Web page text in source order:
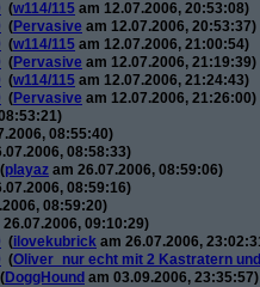
(w114/115 am 12.07.2006, 20:53:08)
(Pervasive am 12.07.2006, 20:53:37)
(w114/115 am 12.07.2006, 21:00:54)
(Pervasive am 12.07.2006, 21:19:39)
(w114/115 am 12.07.2006, 21:24:43)
(Pervasive am 12.07.2006, 21:26:00)
08:55:40)
08:58:33)
(playaz am 26.07.2006, 08:59:06)
08:59:16)
08:59:20)
26.07.2006, 09:10:29)
(ilovekubrick am 26.07.2006,
(Oliver_nur echt mit 2 Kastratern
(DoggHound am 03.09.2006, 23:35:57)